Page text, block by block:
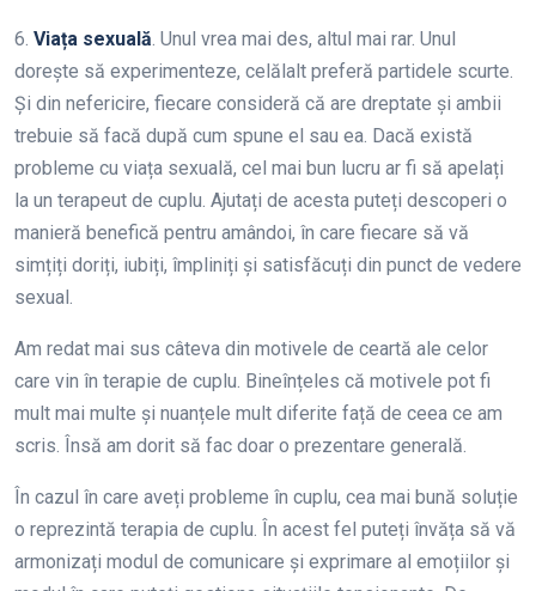
6. Viața sexuală . Unul vrea mai des, altul mai rar. Unul
dorește să experimenteze, celălalt preferă partidele scurte.
Și din nefericire, fiecare consideră că are dreptate și ambii
trebuie să facă după cum spune el sau ea. Dacă există
probleme cu viața sexuală, cel mai bun lucru ar fi să apelați
la un terapeut de cuplu. Ajutați de acesta puteți descoperi o
manieră benefică pentru amândoi, în care fiecare să vă
simțiți doriți, iubiți, împliniți și satisfăcuți din punct de vedere
sexual.
Am redat mai sus câteva din motivele de ceartă ale celor
care vin în terapie de cuplu. Bineînțeles că motivele pot fi
mult mai multe și nuanțele mult diferite față de ceea ce am
scris. Însă am dorit să fac doar o prezentare generală.
În cazul în care aveți probleme în cuplu, cea mai bună soluție
o reprezintă terapia de cuplu. În acest fel puteți învăța să vă
armonizați modul de comunicare și exprimare al emoțiilor și